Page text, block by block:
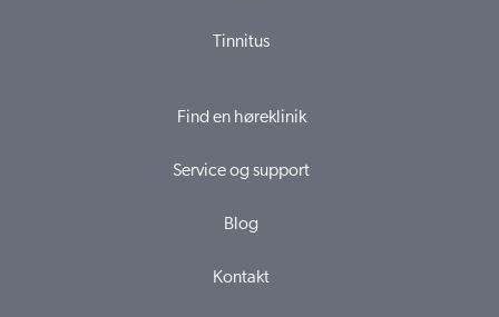
Tinnitus
Find en høreklinik
Service og support
Blog
Kontakt